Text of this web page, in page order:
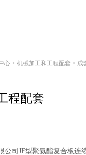
心 > 机械加工和工程配套 > 成
程配套
司JF型聚氨酯复合板连